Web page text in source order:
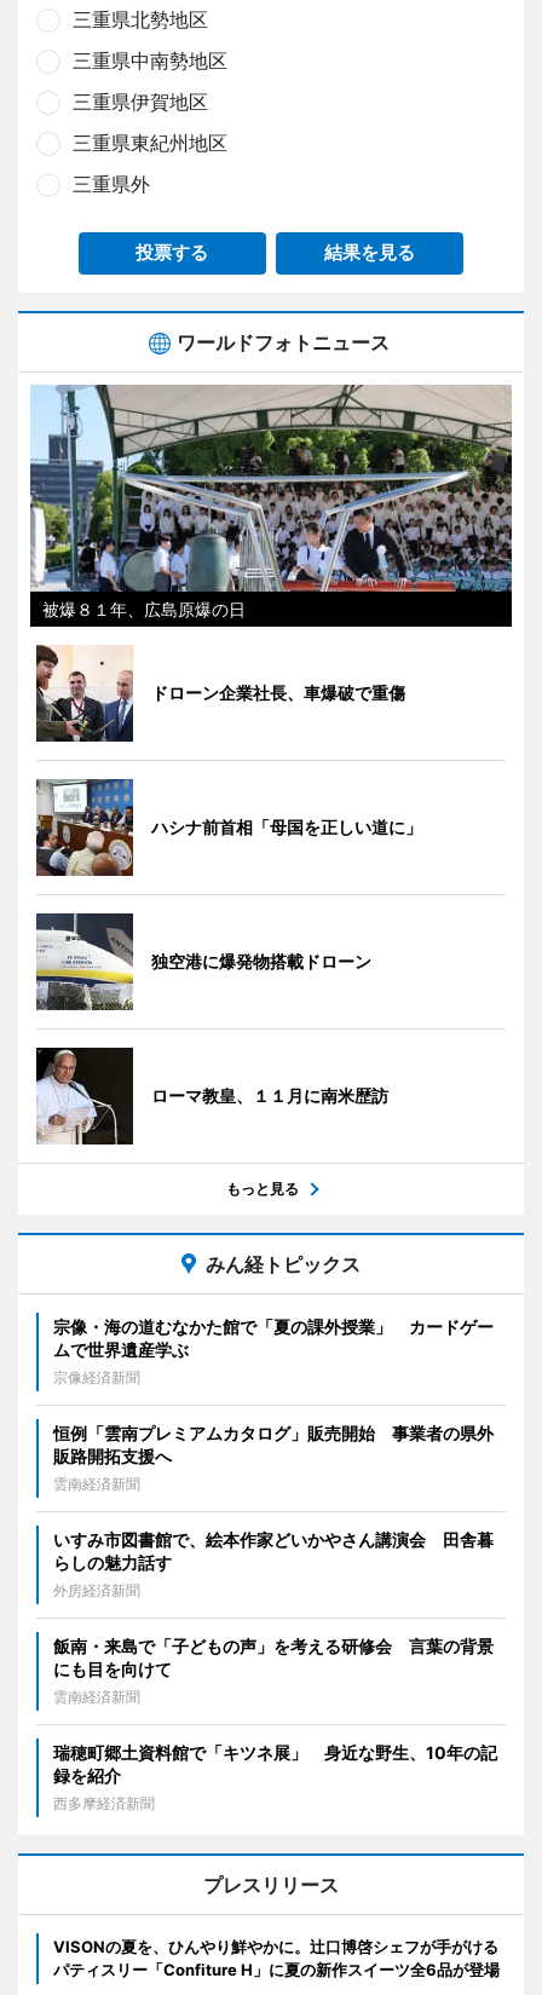
三重県北勢地区
三重県中南勢地区
三重県伊賀地区
三重県東紀州地区
三重県外
投票する 結果を見る
ワールドフォトニュース
被爆８１年、広島原爆の日
ドローン企業社長、車爆破で重傷
ハシナ前首相「母国を正しい道に」
独空港に爆発物搭載ドローン
ローマ教皇、１１月に南米歴訪
もっと見る
みん経トピックス
宗像・海の道むなかた館で「夏の課外授業」 カードゲー
ムで世界遺産学ぶ
宗像経済新聞
恒例「雲南プレミアムカタログ」販売開始 事業者の県外
販路開拓支援へ
雲南経済新聞
いすみ市図書館で、絵本作家どいかやさん講演会 田舎暮
らしの魅力話す
外房経済新聞
飯南・来島で「子どもの声」を考える研修会 言葉の背景
にも目を向けて
雲南経済新聞
瑞穂町郷土資料館で「キツネ展」 身近な野生、10年の記
録を紹介
西多摩経済新聞
プレスリリース
VISONの夏を、ひんやり鮮やかに。辻口博啓シェフが手がける
パティスリー「Confiture H」に夏の新作スイーツ全6品が登場